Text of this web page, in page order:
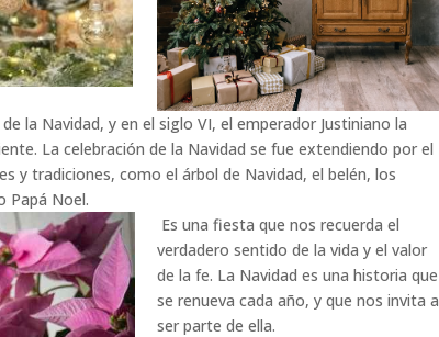
la Navidad, y en el siglo VI, el emperador Justiniano la
La celebración de la Navidad se fue extendiendo por el
y tradiciones, como el árbol de Navidad, el belén, los
Papá Noel.
Es una fiesta que nos recuerda el
verdadero sentido de la vida y el valor
de la fe. La Navidad es una historia que
se renueva cada año, y que nos invita a
ser parte de ella.